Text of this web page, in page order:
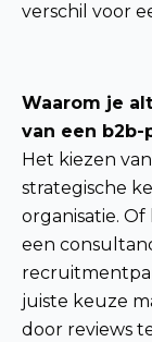
verschil voor
Waarom je
van een b2b-
Het kiezen
strategische
organisatie.
een
juiste keuze
door reviews